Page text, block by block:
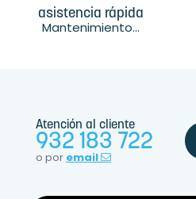
asistencia rápida
Mantenimiento...
Atención al cliente
932 183 722
o por email